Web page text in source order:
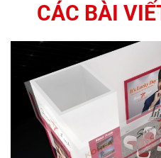
CÁC BÀI